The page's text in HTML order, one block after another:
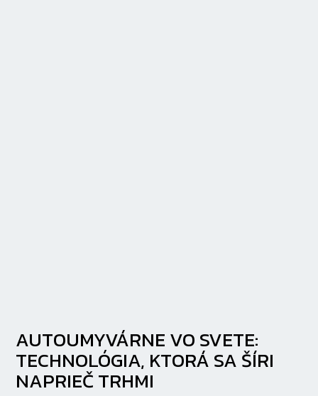
AUTOUMYVÁRNE VO SVETE:
TECHNOLÓGIA, KTORÁ SA ŠÍRI
NAPRIEČ TRHMI